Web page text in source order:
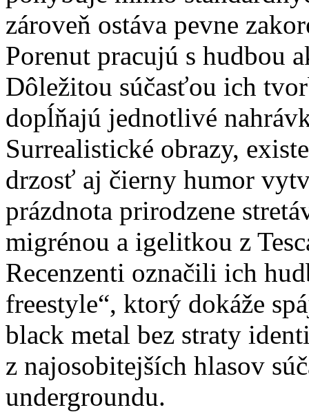
zároveň ostáva pevne
Porenut pracujú s hudbou
Dôležitou súčasťou ich
dopĺňajú jednotlivé
Surrealistické obrazy,
drzosť aj čierny humor
prázdnota prirodzene
migrénou a igelitkou z
Recenzenti označili ich
freestyle“, ktorý dokáže
black metal bez straty
z najosobitejších hlasov
undergroundu.